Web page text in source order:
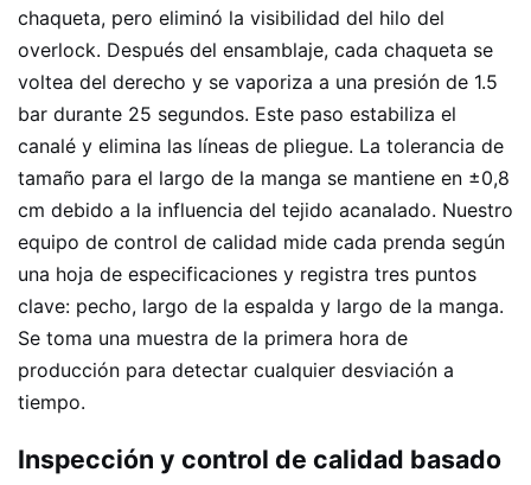
chaqueta, pero eliminó la visibilidad del hilo del
overlock. Después del ensamblaje, cada chaqueta se
voltea del derecho y se vaporiza a una presión de 1.5
bar durante 25 segundos. Este paso estabiliza el
canalé y elimina las líneas de pliegue. La tolerancia de
tamaño para el largo de la manga se mantiene en ±0,8
cm debido a la influencia del tejido acanalado. Nuestro
equipo de control de calidad mide cada prenda según
una hoja de especificaciones y registra tres puntos
clave: pecho, largo de la espalda y largo de la manga.
Se toma una muestra de la primera hora de
producción para detectar cualquier desviación a
tiempo.
Inspección y control de calidad basado